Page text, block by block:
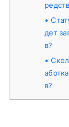
дет
в?
в?